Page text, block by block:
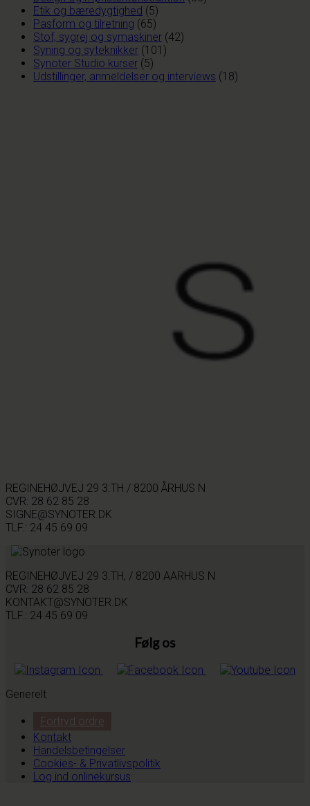
Etik og bæredygtighed (5)
Pasform og tilretning (65)
Stof, sygrej og symaskiner (42)
Syning og syteknikker (101)
Synoter Studio kurser (5)
Udstillinger, anmeldelser og interviews (18)
REGINEHØJVEJ 29 3.TH / 8200 ÅRHUS N
CVR: 28 62 85 28
SIGNE@SYNOTER.DK
TLF.: 24 45 69 09
REGINEHØJVEJ 29 3.TH, / 8200 AARHUS N
CVR: 28 62 85 28
KONTAKT@SYNOTER.DK
TLF.: 24 45 69 09
Følg os
Generelt
Fortryd ordre
Kontakt
Handelsbetingelser
Cookies- & Privatlivspolitik
Log ind onlinekursus